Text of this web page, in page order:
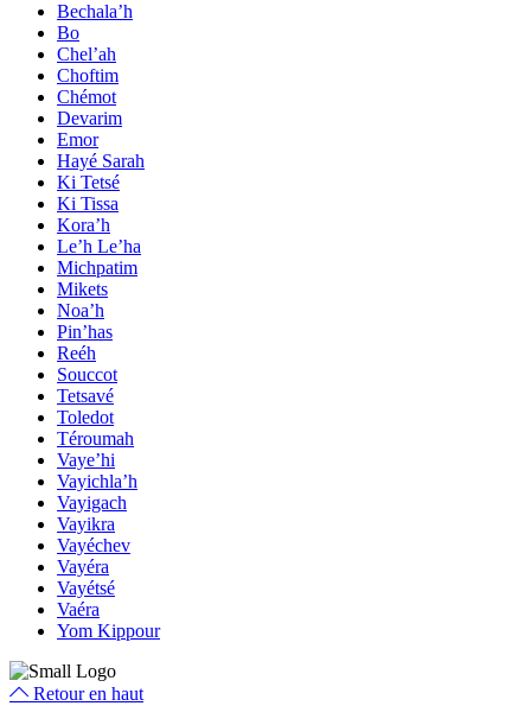
Bechala’h
Bo
Chel’ah
Choftim
Chémot
Devarim
Emor
Hayé Sarah
Ki Tetsé
Ki Tissa
Kora’h
Le’h Le’ha
Michpatim
Mikets
Noa’h
Pin’has
Reéh
Souccot
Tetsavé
Toledot
Téroumah
Vaye’hi
Vayichla’h
Vayigach
Vayikra
Vayéchev
Vayéra
Vayétsé
Vaéra
Yom Kippour
Retour en haut